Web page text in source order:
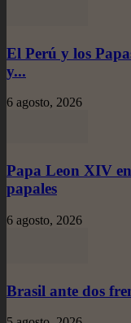
El Perú y los
y...
6 agosto, 2026
Papa Leon XIV
papales
6 agosto, 2026
Brasil ante dos